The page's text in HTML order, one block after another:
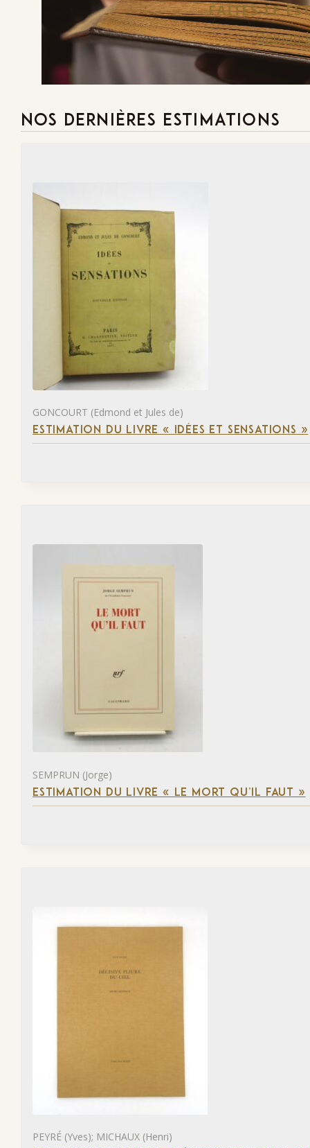
FAITES-LE
NOS DERNIÈRES ESTIMATIONS
GONCOURT (Edmond et Jules de)
ESTIMATION DU LIVRE « IDÉES ET SENSATIONS »
SEMPRUN (Jorge)
ESTIMATION DU LIVRE « LE MORT QU’IL FAUT »
PEYRÉ (Yves); MICHAUX (Henri)